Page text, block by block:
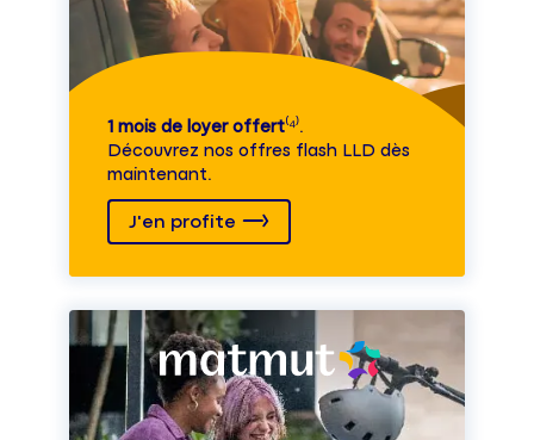
1 mois de loyer offert⁽⁴⁾.
Découvrez nos offres flash LLD dès
maintenant.
J'en profite